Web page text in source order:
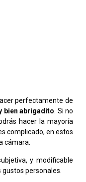
perfectamente de
bien abrigadito. Si no
hacer la mayoría
complicado, en estos
cámara.
y modificable
personales.